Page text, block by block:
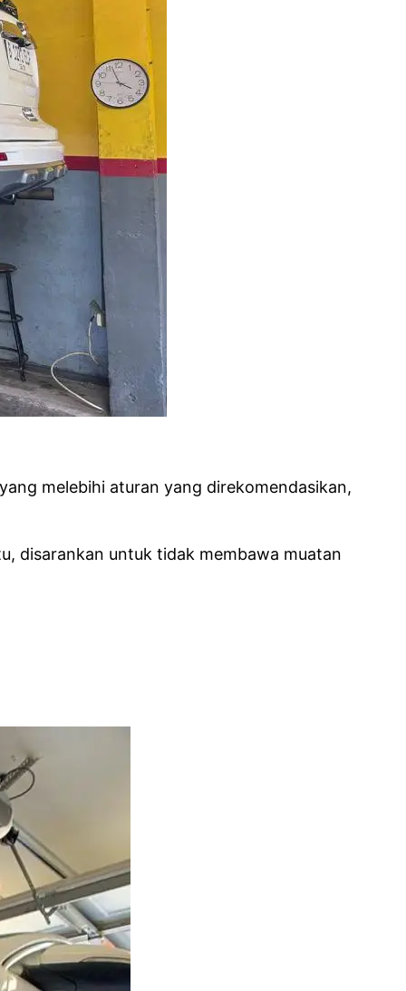
melebihi aturan yang direkomendasikan,
disarankan untuk tidak membawa muatan